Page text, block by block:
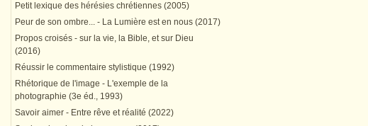
Petit lexique des hérésies chrétiennes (2005)
Peur de son ombre... - La Lumière est en nous (2017)
Propos croisés - sur la vie, la Bible, et sur Dieu
(2016)
Réussir le commentaire stylistique (1992)
Rhétorique de l'image - L'exemple de la
photographie (3e éd., 1993)
Savoir aimer - Entre rêve et réalité (2022)